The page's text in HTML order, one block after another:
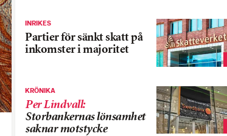
INRIKES
Partier för sänkt skatt på
inkomster i majoritet
KRÖNIKA
Per Lindvall:
Storbankernas lönsamhet
saknar motstycke